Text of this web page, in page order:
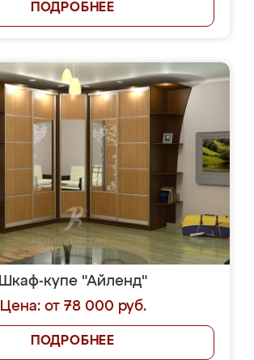
ПОДРОБНЕЕ
Шкаф-купе "Айленд"
Цена: от 78 000 руб.
ПОДРОБНЕЕ